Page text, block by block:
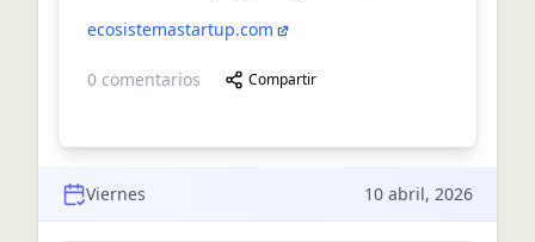
ecosistemastartup.com
0 comentarios Compartir
Viernes 10 abril, 2026